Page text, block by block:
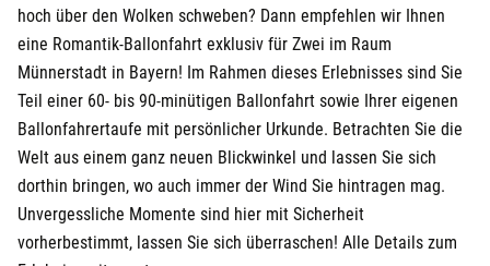
hoch über den Wolken schweben? Dann empfehlen wir Ihnen
eine Romantik-Ballonfahrt exklusiv für Zwei im Raum
Münnerstadt in Bayern! Im Rahmen dieses Erlebnisses sind Sie
Teil einer 60- bis 90-minütigen Ballonfahrt sowie Ihrer eigenen
Ballonfahrertaufe mit persönlicher Urkunde. Betrachten Sie die
Welt aus einem ganz neuen Blickwinkel und lassen Sie sich
dorthin bringen, wo auch immer der Wind Sie hintragen mag.
Unvergessliche Momente sind hier mit Sicherheit
vorherbestimmt, lassen Sie sich überraschen! Alle Details zum
Dingolfing
Dorsten
Dortmund